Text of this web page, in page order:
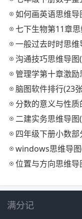
如何画英语思维
七下生物第11章
一般过去时时思
沟通技巧思维导
管理学第十章激
脑图软件排行(23
分数的意义与性
二建实务思维导
四年级下册小数
windows思维导
位置与方向思维
满分记